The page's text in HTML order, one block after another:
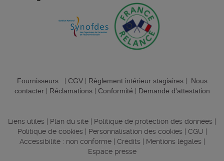
Fournisseurs| CGV| Règlement intérieur stagiaires| Nous
contacter| Réclamations| Conformité Demande d'attestation
Liens utiles Plan du site Politique de protection des données
Politique de cookies
Personnalisation des cookies CGU
Accessibilité : non conforme| Crédits Mentions légales
Espace presse